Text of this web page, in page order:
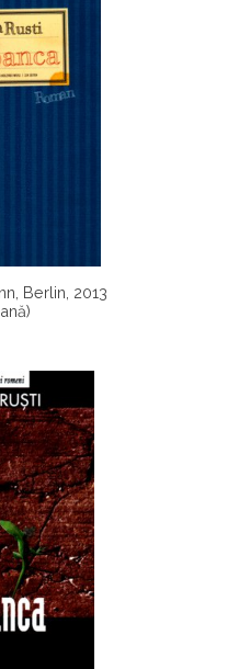
Berlin, 2013